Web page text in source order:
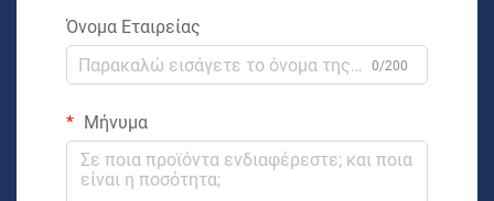
Όνομα Εταιρείας
0/200
Μήνυμα